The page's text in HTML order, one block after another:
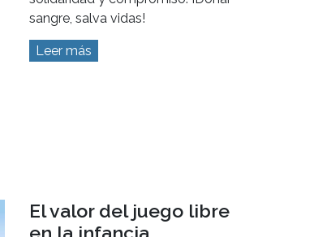
esta temporada.
Leer más
solidaridad y compromiso. ¡Donar
sangre, salva vidas!